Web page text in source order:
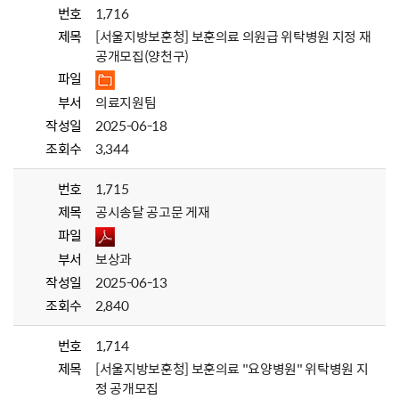
번호
1,716
제목
[서울지방보훈청] 보훈의료 의원급 위탁병원 지정 재
공개모집(양천구)
파일
부서
의료지원팀
작성일
2025-06-18
조회수
3,344
번호
1,715
제목
공시송달 공고문 게재
파일
부서
보상과
작성일
2025-06-13
조회수
2,840
번호
1,714
제목
[서울지방보훈청] 보훈의료 "요양병원" 위탁병원 지
정 공개모집